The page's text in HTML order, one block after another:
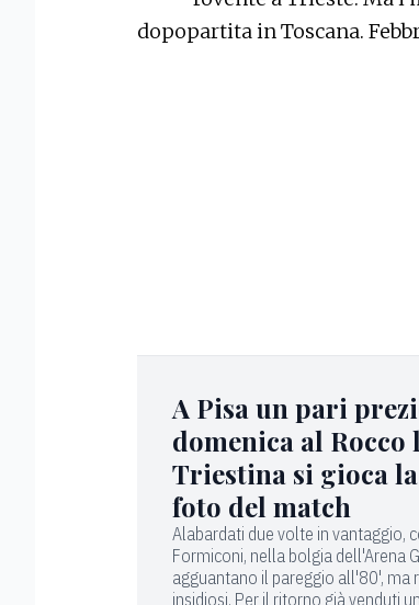
dopopartita in Toscana.
A Pisa un pari
domenica al Rocco
Triestina si gioca
foto del match
Alabardati due volte in vantaggio,
Formiconi, nella bolgia dell'Arena
agguantano il pareggio all'80', ma
insidiosi. Per il ritorno già venduti